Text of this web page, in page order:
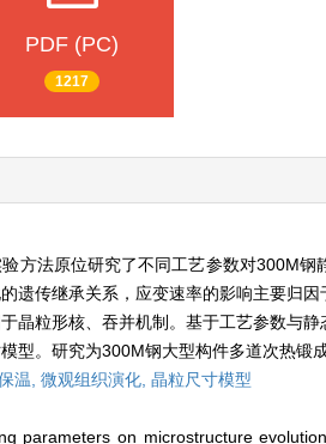
PDF (PC)
1217
方法原位研究了不同工艺参数对300M
遗传继承关系，应变速率的影响主要归
晶粒形核、吞并机制。基于工艺参数与
型。研究为300M钢大型构件多道次热
温, 微观组织演化, 晶粒尺寸模型
parameters on microstructure